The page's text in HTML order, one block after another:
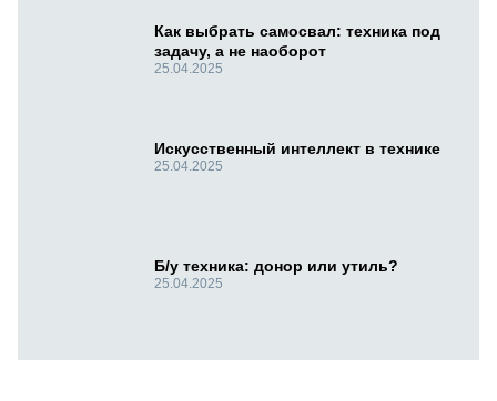
Как выбрать самосвал: техника под
задачу, а не наоборот
25.04.2025
Искусственный интеллект в технике
25.04.2025
Б/у техника: донор или утиль?
25.04.2025